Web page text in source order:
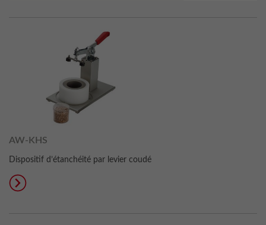
AW-KHS
Dispositif d’étanchéité par levier coudé